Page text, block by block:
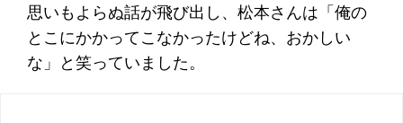
思いもよらぬ話が飛び出し、松本さんは「俺の
とこにかかってこなかったけどね、おかしい
な」と笑っていました。